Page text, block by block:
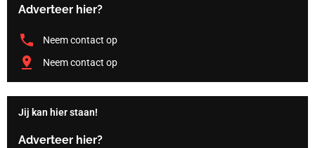
Adverteer hier?
Neem contact op
Neem contact op
Jij kan hier staan!
Adverteer hier?